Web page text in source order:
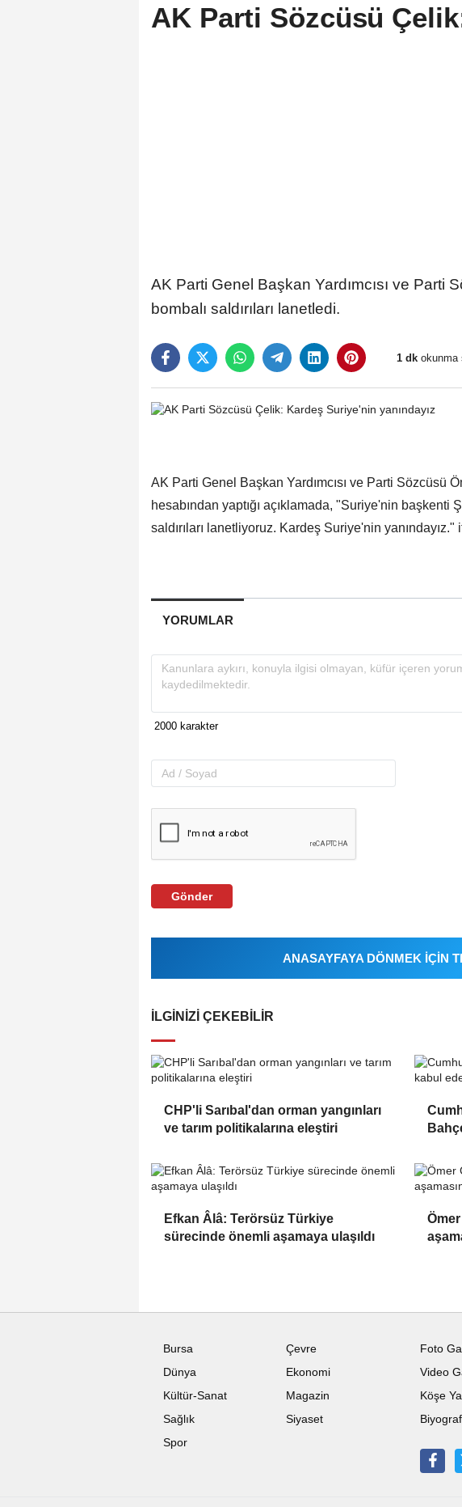
AK Parti Sözcüsü
AK Parti Genel Başkan Yardımcısı ve
bombalı saldırıları lanetledi.
1 dk okunma
AK Parti Genel Başkan Yardımcısı ve Parti Sözcüsü
hesabından yaptığı açıklamada, "Suriye'nin başkenti
saldırıları lanetliyoruz. Kardeş Suriye'nin yanındayız."
YORUMLAR
Gönder
ANASAYFAYA DÖNMEK İÇİN
İLGINIZI ÇEKEBILIR
CHP'li Sarıbal'dan orman yangınları
ve tarım politikalarına eleştiri
Efkan Âlâ: Terörsüz Türkiye
sürecinde önemli aşamaya ulaşıldı
Bursa
Çevre
Dünya
Ekonomi
Kültür-Sanat
Magazin
Sağlık
Siyaset
Spor
Foto
Video
Köşe